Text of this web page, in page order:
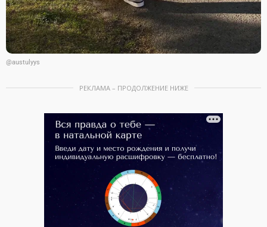
@austulyys
РЕКЛАМА – ПРОДОЛЖЕНИЕ НИЖЕ